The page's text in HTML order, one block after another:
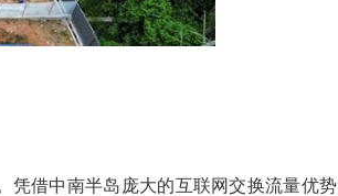
借中南半岛庞大的互联网交换流量优势